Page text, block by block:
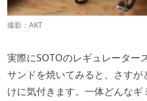
撮影：AKT
実際にSOTOのレギュレーター
サンドを焼いてみると、さす
けに気付きます。一体どんな